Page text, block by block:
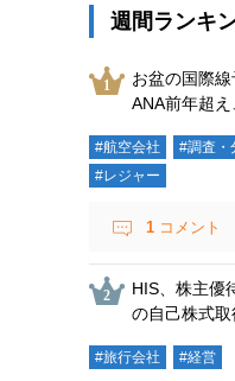
週間ランキ
お盆の国際
ANA前年超
#航空会社 #調査・
#レジャー
1 コメント
HIS、株主
の自己株式
#旅行会社 #経営